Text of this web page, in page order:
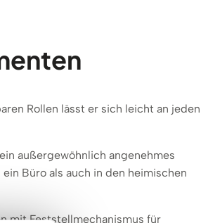
Rollen lässt er sich leicht an jeden
außergewöhnlich angenehmes
Büro als auch in den heimischen
mit Feststellmechanismus für